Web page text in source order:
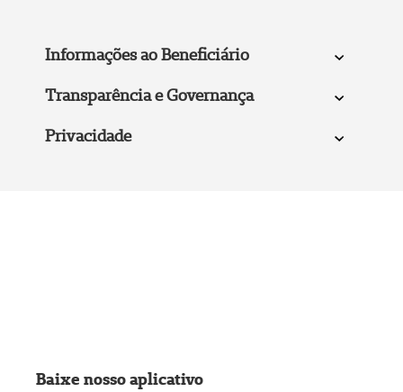
Informações ao Beneficiário
Transparência e Governança
Privacidade
Baixe nosso aplicativo